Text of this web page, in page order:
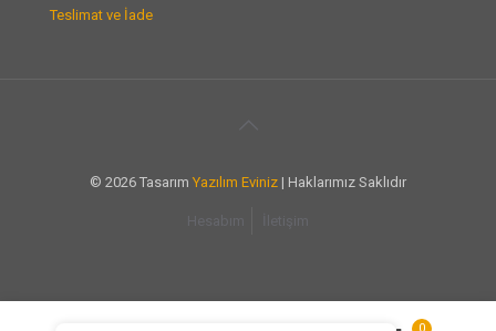
Teslimat ve İade
© 2026 Tasarım Yazılım Eviniz | Haklarımız Saklıdır
Hesabım İletişim